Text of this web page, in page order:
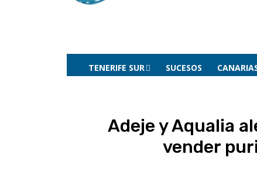
TENERIFE SUR SUCESOS
Adeje y Aqualia
vender